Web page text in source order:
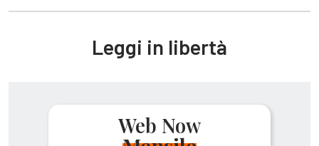
Leggi in libertà
Web Now